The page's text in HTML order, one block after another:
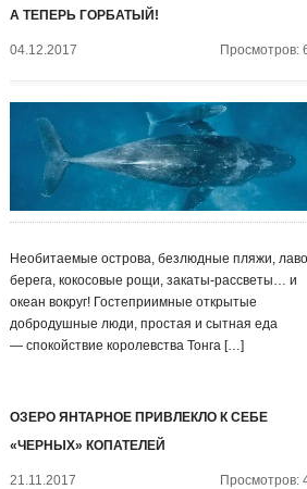
А ТЕПЕРЬ ГОРБАТЫЙ!
04.12.2017 Просмотров:
Необитаемые острова, безлюдные пляжи,
берега, кокосовые рощи, закаты-рассветы… и
океан вокруг! Гостеприимные открытые
добродушные люди, простая и сытная еда
— спокойствие королевства Тонга […]
ОЗЕРО ЯНТАРНОЕ ПРИВЛЕКЛО К СЕБЕ
«ЧЕРНЫХ» КОПАТЕЛЕЙ
21.11.2017 Просмотров: